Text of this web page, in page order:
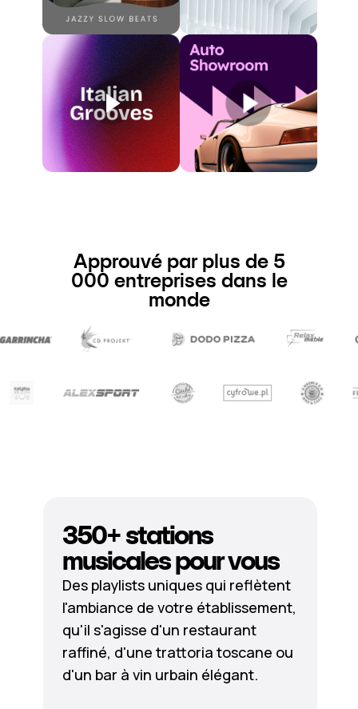
Approuvé par plus de 5
000 entreprises dans le
monde
350+ stations
musicales pour vous
Des playlists uniques qui reflètent
l'ambiance de votre établissement,
qu'il s'agisse d'un restaurant
raffiné, d'une trattoria toscane ou
d'un bar à vin urbain élégant.